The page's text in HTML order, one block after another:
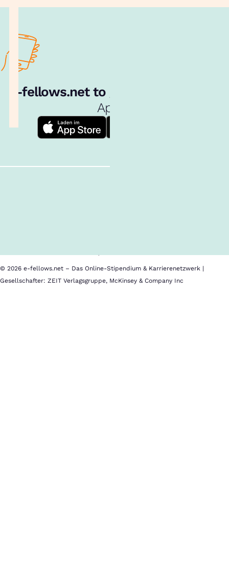
e‑fellows.net to go:
App!
© 2026 e-fellows.net – Das Online-Stipendium & Karrierenetzwerk |
Gesellschafter: ZEIT Verlagsgruppe, McKinsey & Company Inc